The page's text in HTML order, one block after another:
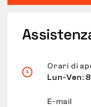
Orari di
Lun-Ven:
E-mail